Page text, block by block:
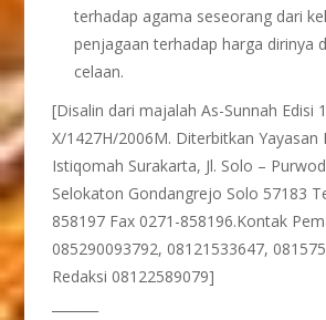
terhadap agama seseorang dari
penjagaan terhadap harga dirinya
celaan.
[Disalin dari majalah As-Sunnah Edisi
X/1427H/2006M. Diterbitkan Yayasan
Istiqomah Surakarta, Jl. Solo –
Selokaton Gondangrejo Solo 57183
858197 Fax 0271-858196.Kontak
085290093792, 08121533647,
Redaksi 08122589079]